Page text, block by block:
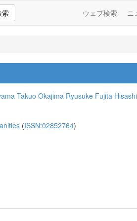
索 ウェブ検索 ニ
Takuo Okajima Ryusuke Fujita Hisashi
(ISSN:02852764)